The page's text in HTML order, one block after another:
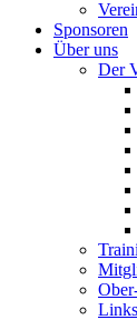
Sponsoren
Über uns
Der
Links